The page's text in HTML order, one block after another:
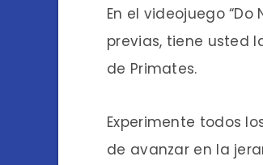
En el videojuego
previas, tiene usted
de Primates.
Experimente todos
de avanzar en la